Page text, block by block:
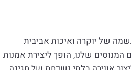
של יוקרה ואיכות אביבית
המנוסים שלנו, הופך ליצירת אמנות